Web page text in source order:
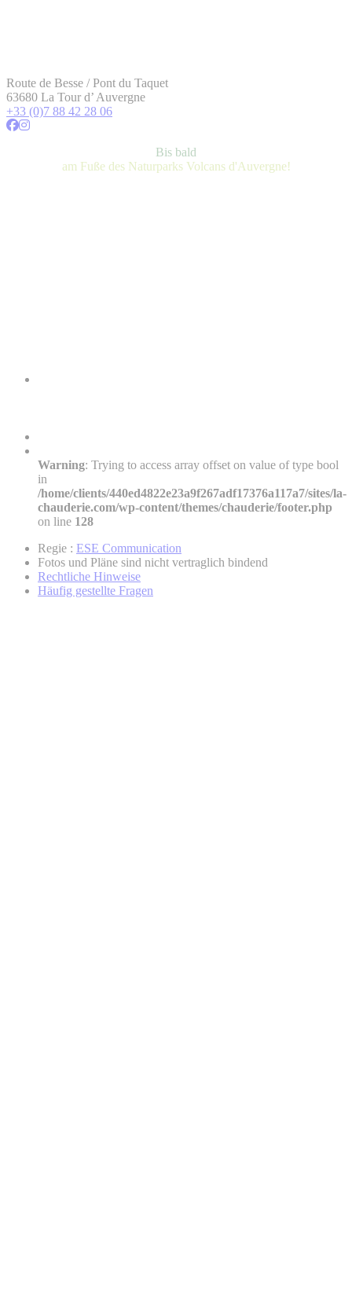
Route de Besse / Pont du Taquet
63680 La Tour d’ Auvergne
+33 (0)7 88 42 28 06
Bis bald
am Fuße des Naturparks Volcans d'Auvergne!
Warning: Trying to access array offset on value of type bool
in
/home/clients/440ed4822e23a9f267adf17376a117a7/sites/la-
chauderie.com/wp-content/themes/chauderie/footer.php
on line 128
Regie : ESE Communication
Fotos und Pläne sind nicht vertraglich bindend
Rechtliche Hinweise
Häufig gestellte Fragen